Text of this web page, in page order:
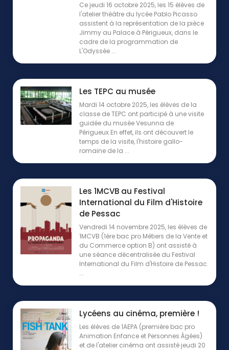
Ce jeudi 16 octobre 2025, les 15 élèves de
l'atelier théâtre du lycée Pablo Picasso
assistent à la représentation de la pièce
Jimmy au Palace à Périgueux, dans le
cadre de la programmation de
L'Odyssée ...
Les TEPC au musée
Mardi 14 octobre 2025, les élèves de la
classe de TEPC ont participé à une visite
guidée du musée Vesunna de
Périgueux.En effet, ils ont découvert le
temps de la visite, l'histoire gallo-
romaine de la ...
Les 1MCVB au Festival
International du Film d'Histoire
de Pessac
Vendredi 14 novembre 2025, les élèves de
1MCVB (1ère bac pro Métiers de la Vente et
du Commerce option B) ont assisté à
une séance décentralisée du Festival
International du Film d'Histoire de Pessac.
...
Lycéens au cinéma, première !
Les élèves de 1AEPA (première bac pro
Animation Enfance et Personnes Âgées)
et de l'atelier cinéma ont assisté jeudi 20